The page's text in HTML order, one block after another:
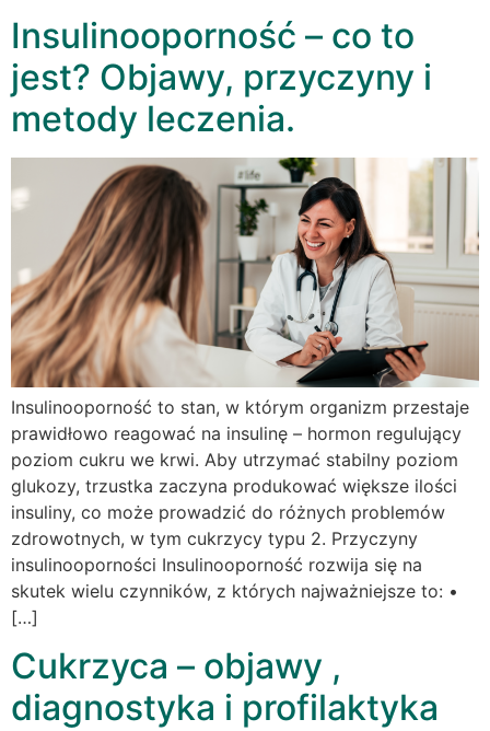
Insulinooporność – co to
jest? Objawy, przyczyny i
metody leczenia.
Insulinooporność to stan, w którym organizm przestaje
prawidłowo reagować na insulinę – hormon regulujący
poziom cukru we krwi. Aby utrzymać stabilny poziom
glukozy, trzustka zaczyna produkować większe ilości
insuliny, co może prowadzić do różnych problemów
zdrowotnych, w tym cukrzycy typu 2. Przyczyny
insulinooporności Insulinooporność rozwija się na
skutek wielu czynników, z których najważniejsze to: •
[…]
Cukrzyca – objawy ,
diagnostyka i profilaktyka